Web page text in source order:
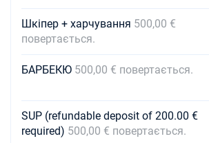
Шкіпер + харчування 500,00 €
повертається.
БАРБЕКЮ 500,00 € повертається.
SUP (refundable deposit of 200.00 €
required) 500,00 € повертається.